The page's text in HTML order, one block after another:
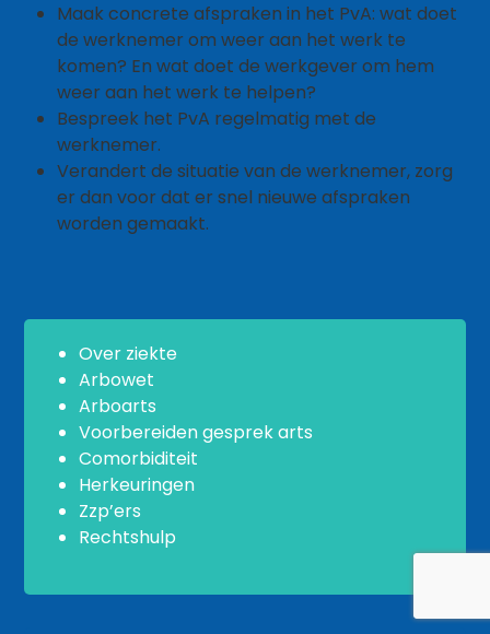
Maak concrete afspraken in het PvA: wat doet
de werknemer om weer aan het werk te
komen? En wat doet de werkgever om hem
weer aan het werk te helpen?
Bespreek het PvA regelmatig met de
werknemer.
Verandert de situatie van de werknemer, zorg
er dan voor dat er snel nieuwe afspraken
worden gemaakt.
Over ziekte
Arbowet
Arboarts
Voorbereiden gesprek arts
Comorbiditeit
Herkeuringen
Zzp’ers
Rechtshulp